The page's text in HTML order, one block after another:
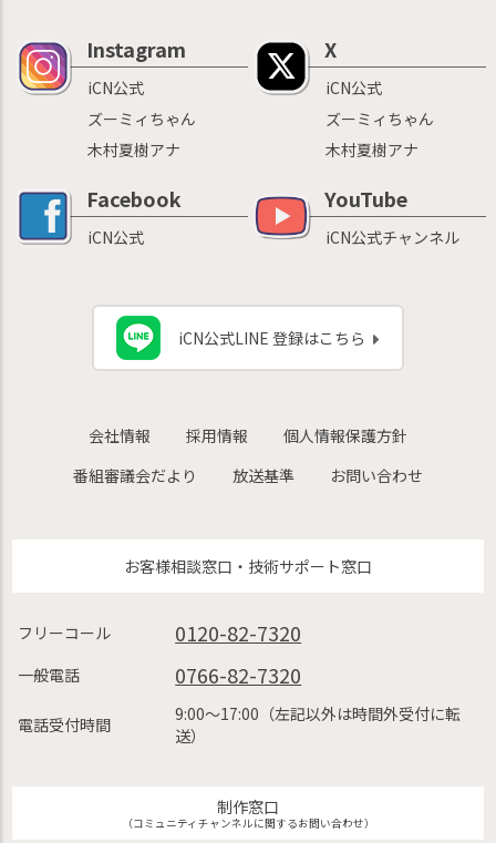
Instagram
iCN公式
ズーミィちゃん
木村夏樹アナ
X
iCN公式
ズーミィちゃん
木村夏樹アナ
Facebook
iCN公式
YouTube
iCN公式チャンネル
iCN公式LINE 登録はこちら
会社情報 採用情報
個人情報保護方針
番組審議会だより
放送基準 お問い合わせ
お客様相談窓口・技術サポート窓口
フリーコール 0120-82-7320
一般電話 0766-82-7320
電話受付時間
9:00〜17:00（左記以外は時間外受付に転
送）
制作窓口
（コミュニティチャンネルに関するお問い合わせ）